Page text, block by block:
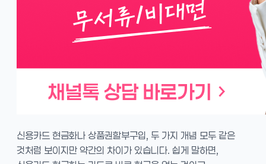
신용카드 현금화나 상품권할부구입, 두 가지 개념 모두 같은
것처럼 보이지만 약간의 차이가 있습니다. 쉽게 말하면,